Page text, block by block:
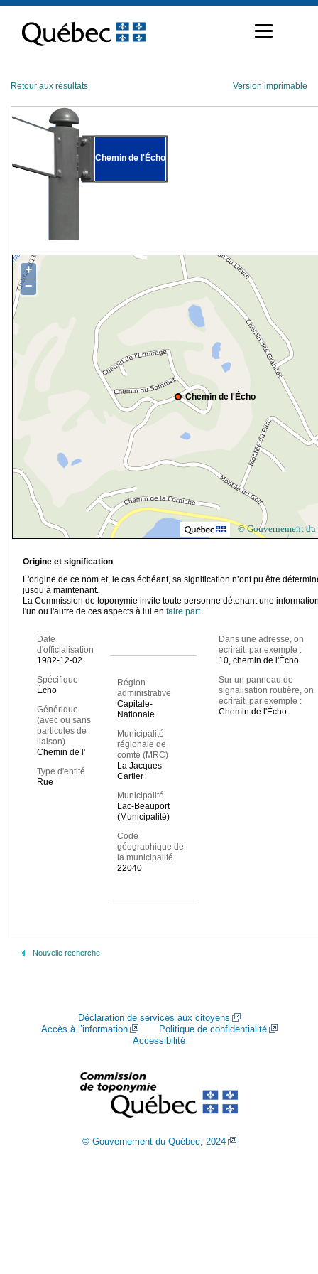
contenu
Retour aux résultats Version imprimable
Chemin de l'Écho
Chemin de l'Écho
+
−
© Gouvernement du
Origine et signification
L'origine de ce nom et, le cas échéant, sa signification n’ont pu être
jusqu’à maintenant.
La Commission de toponymie invite toute personne détenant une
l'un ou l'autre de ces aspects à lui en faire part.
Date
d'officialisation
1982-12-02
Spécifique
Écho
Générique
(avec ou sans
particules de
liaison)
Chemin de l'
Type d'entité
Rue
Région
administrative
Capitale-
Nationale
Municipalité
régionale de
comté (MRC)
La Jacques-
Cartier
Municipalité
Lac-Beauport
(Municipalité)
Code
géographique de
la municipalité
22040
Dans une adresse, on
écrirait, par exemple :
10, chemin de l'Écho
Sur un panneau de
signalisation routière, on
écrirait, par exemple :
Chemin de l'Écho
Nouvelle recherche
Déclaration de services aux citoyens
Accès à l’information
Politique de confidentialité
Accessibilité
© Gouvernement du Québec, 2024